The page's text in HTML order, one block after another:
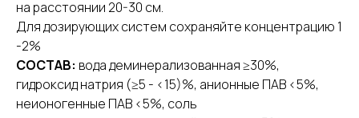
на расстоянии 20-30 см.
Для дозирующих систем сохраняйте концентрацию 1
-2%
СОСТАВ: вода деминерализованная ≥30%,
гидроксид натрия (≥5 - <15)%, анионные ПАВ <5%,
неионогенные ПАВ <5%, соль